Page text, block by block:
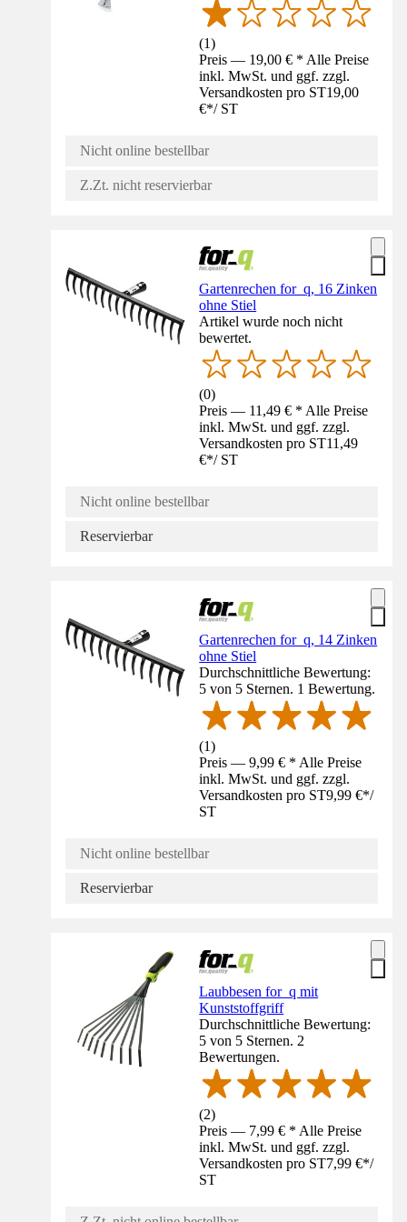
(1)
Preis — 19,00 € * Alle Preise
inkl. MwSt. und ggf. zzgl.
Versandkosten pro ST19,00
€*/ ST
Nicht online bestellbar
Z.Zt. nicht reservierbar
Gartenrechen for_q, 16 Zinken
ohne Stiel
Artikel wurde noch nicht
bewertet.
(0)
Preis — 11,49 € * Alle Preise
inkl. MwSt. und ggf. zzgl.
Versandkosten pro ST11,49
€*/ ST
Nicht online bestellbar
Reservierbar
Gartenrechen for_q, 14 Zinken
ohne Stiel
Durchschnittliche Bewertung:
5 von 5 Sternen. 1 Bewertung.
(1)
Preis — 9,99 € * Alle Preise
inkl. MwSt. und ggf. zzgl.
Versandkosten pro ST9,99 €*/
ST
Nicht online bestellbar
Reservierbar
Laubbesen for_q mit
Kunststoffgriff
Durchschnittliche Bewertung:
5 von 5 Sternen. 2
Bewertungen.
(2)
Preis — 7,99 € * Alle Preise
inkl. MwSt. und ggf. zzgl.
Versandkosten pro ST7,99 €*/
ST